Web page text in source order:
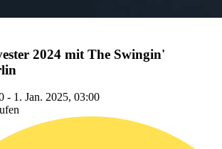
2024 mit The Swingin'
- 1. Jan. 2025, 03:00